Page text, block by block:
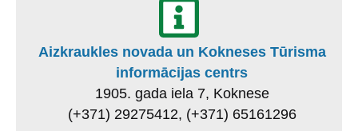
Aizkraukles novada un Kokneses Tūrisma
informācijas centrs
1905. gada iela 7, Koknese
(+371) 29275412, (+371) 65161296